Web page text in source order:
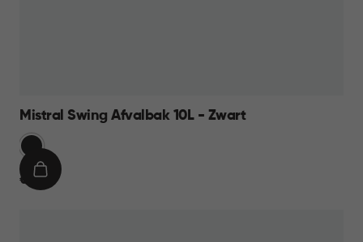
Mistral Swing Afvalbak 10L - Zwart
Zwart
€
€ 11,95
IN